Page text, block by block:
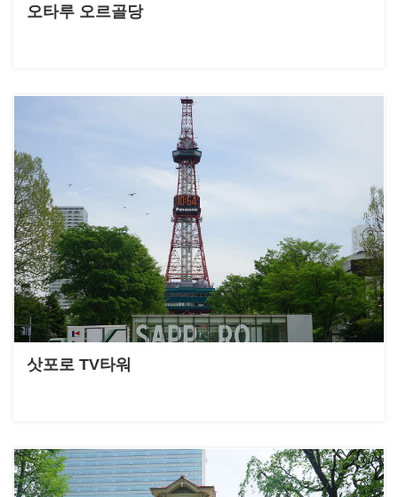
오타루 오르골당
삿포로 TV타워